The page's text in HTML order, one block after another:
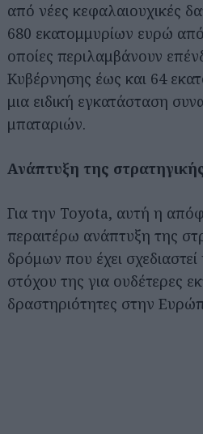
από νέες κεφαλαιουχικές
680 εκατομμυρίων ευρώ
οποίες περιλαμβάνουν
Κυβέρνησης έως και 64
μια ειδική εγκατάσταση
μπαταριών.
Ανάπτυξη της
Για την Toyota, αυτή η
περαιτέρω ανάπτυξη της
δρόμων που έχει σχεδιαστεί
στόχου της για ουδέτερες
δραστηριότητες στην